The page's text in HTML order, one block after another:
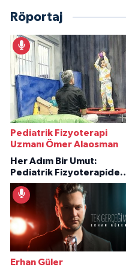
Röportaj
Pediatrik Fizyoterapi
Uzmanı Ömer Alaosman
Her Adım Bir Umut:
Pediatrik Fizyoterapiden
İlham Veren Hikâyeler
Erhan Güler